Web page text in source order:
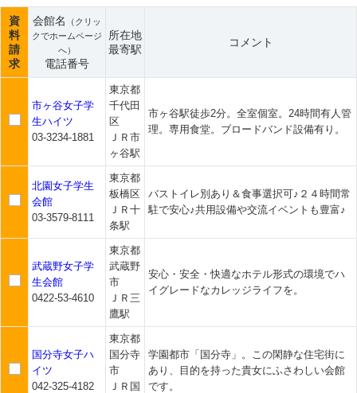
資
料
請
求
会館名
（クリッ
クでホームページ
へ）
電話番号
所在地
最寄駅
コメント
市ヶ谷女子学
生ハイツ
03-3234-1881
東京都
千代田
区
ＪＲ市
ヶ谷駅
市ヶ谷駅徒歩2分。全室個室。24時間有人管
理。専用食堂。ブロードバンド設備有り。
北園女子学生
会館
03-3579-8111
東京都
板橋区
ＪＲ十
条駅
バストイレ別あり＆食事選択可♪２４時間常
駐で安心♪共用設備や交流イベントも豊富♪
武蔵野女子学
生会館
0422-53-4610
東京都
武蔵野
市
ＪＲ三
鷹駅
安心・安全・快適なホテル形式の環境でハ
イグレードなカレッジライフを。
国分寺女子ハ
イツ
042-325-4182
東京都
国分寺
市
ＪＲ国
学園都市「国分寺」。この閑静な住宅街に
あり、目的を持った貴女にふさわしい会館
です。